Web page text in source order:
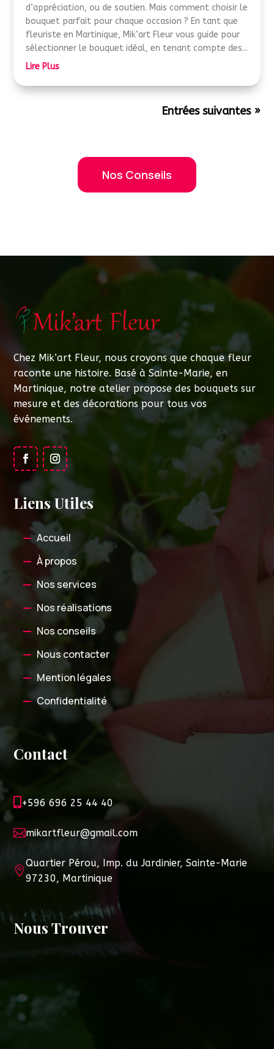
d’appréciation, ou de soutien. Mais comment choisir le
bouquet parfait pour chaque occasion ? En tant que
fleuriste en Martinique, Mik’art Fleur vous guide pour
sélectionner le bouquet idéal, en tenant compte des...
Lire Plus
Entrées suivantes »
Nos Conseils
Chez Mik’art Fleur, nous croyons que chaque fleur
raconte une histoire. Basé à Sainte-Marie, en
Martinique, notre atelier propose des bouquets sur
mesure et des décorations pour tous vos
événements.
Liens Utiles
Accueil
À propos
Nos services
Nos réalisations
Nos conseils
Nous contacter
Mention légales
Confidentialité
Contact
 +596 696 25 44 40
mikartfleur@gmail.com

Quartier Pérou, Imp. du Jardinier, Sainte-Marie
97230, Martinique
Nous Trouver